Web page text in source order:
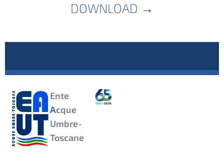
DOWNLOAD →
Ente
Acque
Umbre-
Toscane